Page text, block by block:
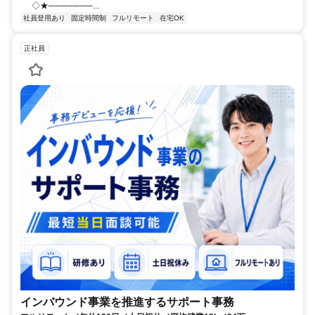
◇★───────...
社員登用あり 固定時間制 フルリモート 在宅OK
正社員
インバウンド事業を推進するサポート事務